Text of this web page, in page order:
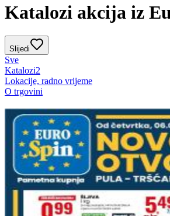
Katalozi akcija iz
Slijedi
Sve
Katalozi2
Lokacije, radno vrijeme
O trgovini